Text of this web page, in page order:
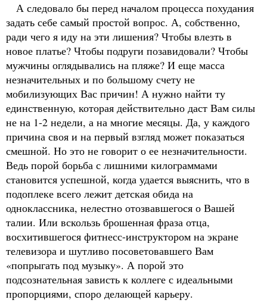
А следовало бы перед началом процесса похудания
задать себе самый простой вопрос. А, собственно,
ради чего я иду на эти лишения? Чтобы влезть в
новое платье? Чтобы подруги позавидовали? Чтобы
мужчины оглядывались на пляже? И еще масса
незначительных и по большому счету не
мобилизующих Вас причин! А нужно найти ту
единственную, которая действительно даст Вам силы
не на 1-2 недели, а на многие месяцы. Да, у каждого
причина своя и на первый взгляд может показаться
смешной. Но это не говорит о ее незначительности.
Ведь порой борьба с лишними килограммами
становится успешной, когда удается выяснить, что в
подоплеке всего лежит детская обида на
одноклассника, нелестно отозвавшегося о Вашей
талии. Или вскользь брошенная фраза отца,
восхитившегося фитнесс-инструктором на экране
телевизора и шутливо посоветовавшего Вам
«попрыгать под музыку». А порой это
подсознательная зависть к коллеге с идеальными
пропорциями, споро делающей карьеру.